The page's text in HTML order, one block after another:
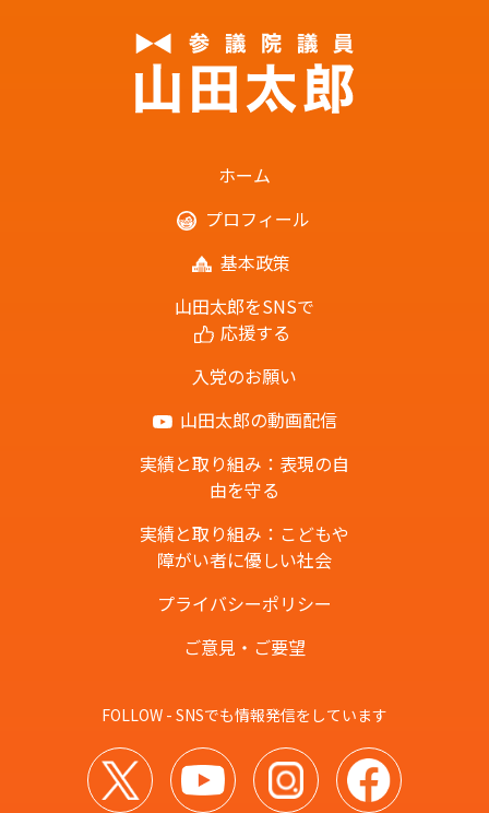
ホーム
プロフィール
基本政策
山田太郎をSNSで
応援する
入党のお願い
山田太郎の動画配信
実績と取り組み：表現の自
由を守る
実績と取り組み：こどもや
障がい者に優しい社会
プライバシーポリシー
ご意見・ご要望
FOLLOW - SNSでも情報発信をしています